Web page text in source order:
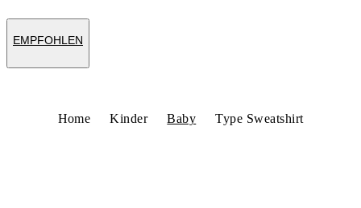
EMPFOHLEN
Home Kinder Baby Type Sweatshirt